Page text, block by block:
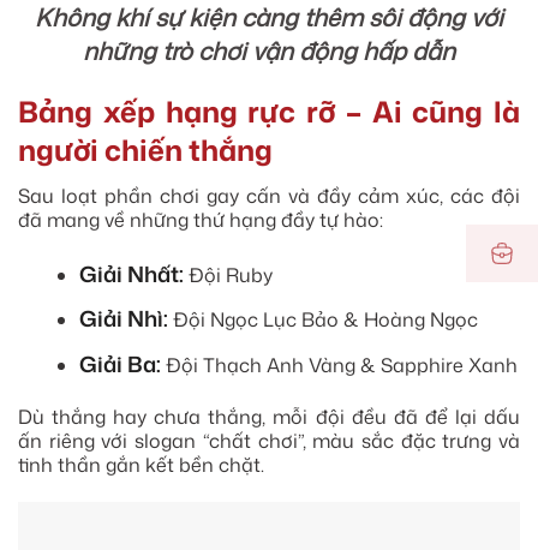
Không khí sự kiện càng thêm sôi động với
những trò chơi vận động hấp dẫn
Bảng xếp hạng rực rỡ – Ai cũng là
người chiến thắng
Sau loạt phần chơi gay cấn và đầy cảm xúc, các đội
đã mang về những thứ hạng đầy tự hào:
Giải Nhất: Đội Ruby
Giải Nhì: Đội Ngọc Lục Bảo & Hoàng Ngọc
Giải Ba: Đội Thạch Anh Vàng & Sapphire Xanh
Dù thắng hay chưa thắng, mỗi đội đều đã để lại dấu
ấn riêng với slogan “chất chơi”, màu sắc đặc trưng và
tinh thần gắn kết bền chặt.